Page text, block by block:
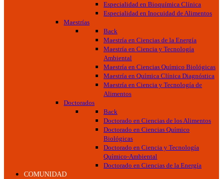
Especialidad en Bioquímica Clínica
Especialidad en Inocuidad de Alimentos
Maestrías
Back
Maestría en Ciencias de la Energía
Maestría en Ciencia y Tecnología
Ambiental
Maestría en Ciencias Químico Biológicas
Maestría en Química Clínica Diagnóstica
Maestría en Ciencia y Tecnología de
Alimentos
Doctorados
Back
Doctorado en Ciencias de los Alimentos
Doctorado en Ciencias Químico
Biológicas
Doctorado en Ciencia y Tecnología
Químico-Ambiental
Doctorado en Ciencias de la Energía
COMUNIDAD